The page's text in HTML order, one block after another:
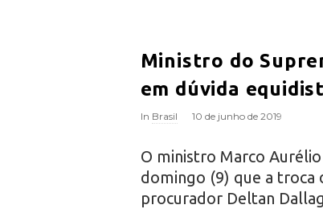
u
e
i
r
Ministro do
em dúvida
In Brasil 10 de junho de 2019
O ministro Marco
domingo (9) que a troca
procurador Deltan